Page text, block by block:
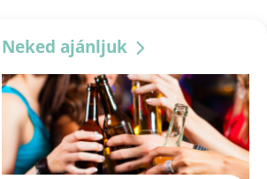
KAPCSOLAT
Neked ajánljuk